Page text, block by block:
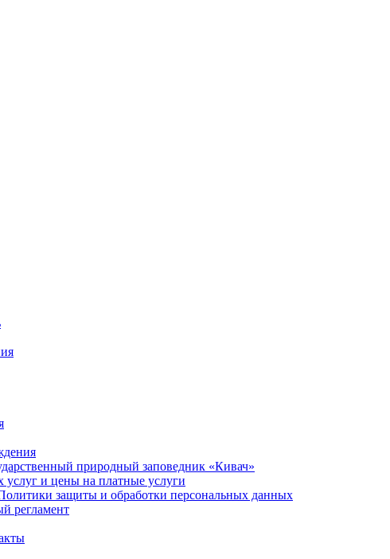
природный заповедник «Кивач»
услуг и цены на платные услуги
защиты и обработки персональных данных
регламент